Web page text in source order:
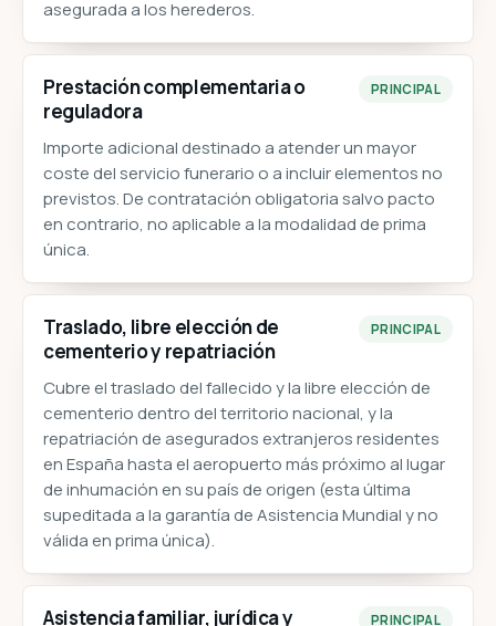
asegurada a los herederos.
Prestación complementaria o
reguladora
PRINCIPAL
Importe adicional destinado a atender un mayor
coste del servicio funerario o a incluir elementos no
previstos. De contratación obligatoria salvo pacto
en contrario, no aplicable a la modalidad de prima
única.
Traslado, libre elección de
cementerio y repatriación
PRINCIPAL
Cubre el traslado del fallecido y la libre elección de
cementerio dentro del territorio nacional, y la
repatriación de asegurados extranjeros residentes
en España hasta el aeropuerto más próximo al lugar
de inhumación en su país de origen (esta última
supeditada a la garantía de Asistencia Mundial y no
válida en prima única).
Asistencia familiar, jurídica y PRINCIPAL